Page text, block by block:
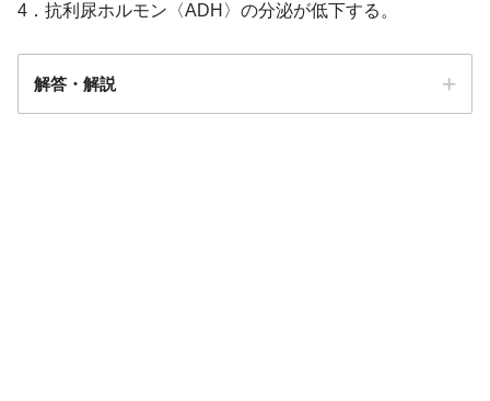
4．抗利尿ホルモン〈ADH〉の分泌が低下する。
解答・解説